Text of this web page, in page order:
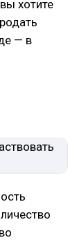
хотите
— в